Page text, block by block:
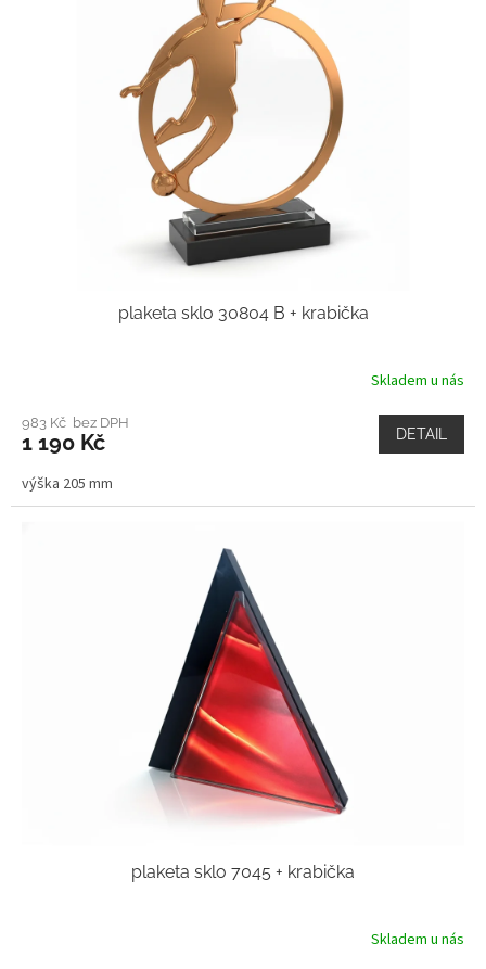
plaketa sklo 30804 B + krabička
Skladem u nás
983 Kč bez DPH
1 190 Kč DETAIL
výška 205 mm
plaketa sklo 7045 + krabička
Skladem u nás